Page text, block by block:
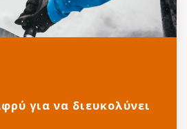
για να διευκολύνει